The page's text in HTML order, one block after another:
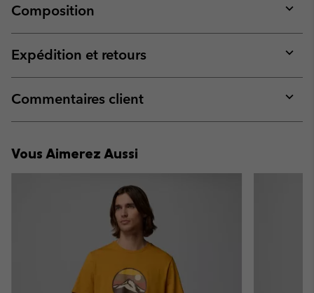
Composition
or
Expédition et retours
or
Commentaires client
or
Vous Aimerez Aussi